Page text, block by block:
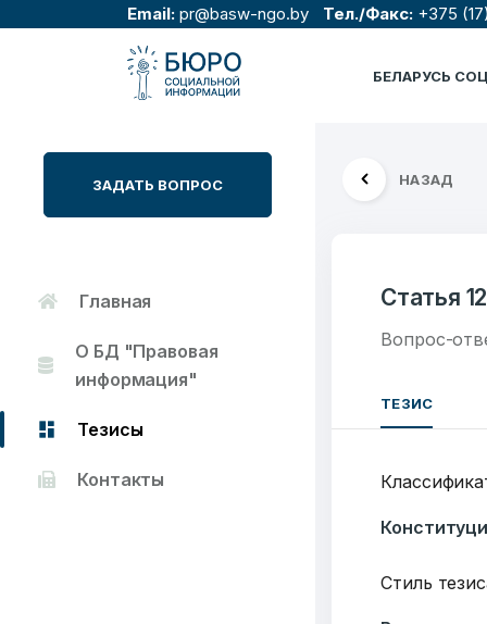
Email: pr@basw-ngo.by Тел./Факс: +375
БЕЛАРУСЬ
ЗАДАТЬ ВОПРОС
Главная
О БД "Правовая
информация"
Тезисы
Контакты
НАЗАД
Статья
Вопрос-
ТЕЗИС
Стиль